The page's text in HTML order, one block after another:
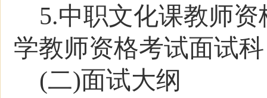
5.中职文化课教师
学教师资格考试面试
(二)面试大纲